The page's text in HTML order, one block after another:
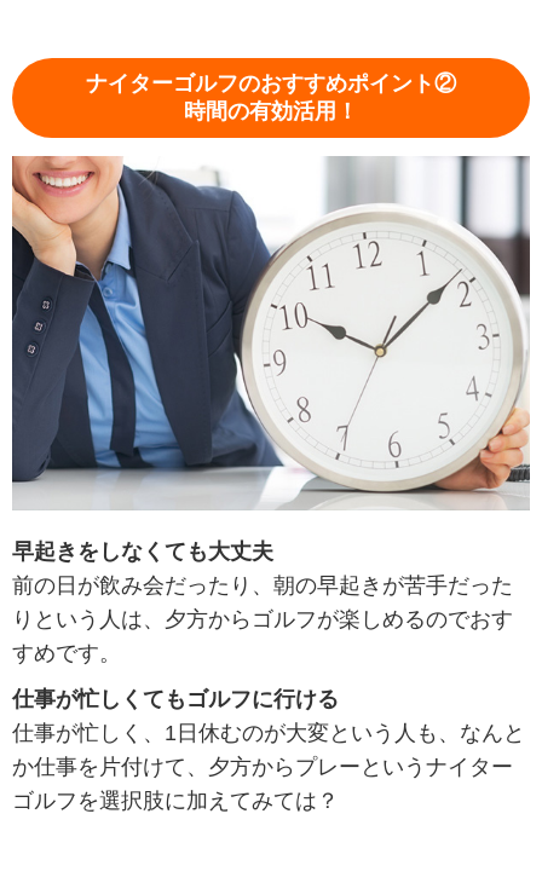
ナイターゴルフのおすすめポイント②
時間の有効活用！
早起きをしなくても大丈夫
前の日が飲み会だったり、朝の早起きが苦手だった
りという人は、夕方からゴルフが楽しめるのでおす
すめです。
仕事が忙しくてもゴルフに行ける
仕事が忙しく、1日休むのが大変という人も、なんと
か仕事を片付けて、夕方からプレーというナイター
ゴルフを選択肢に加えてみては？